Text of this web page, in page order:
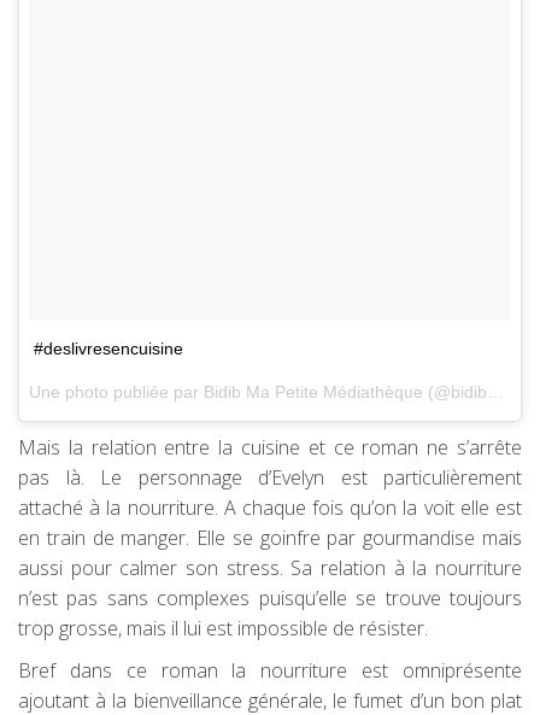
#deslivresencuisine
Mais la relation entre la cuisine et ce roman ne s’arrête
pas là. Le personnage d’Evelyn est particulièrement
attaché à la nourriture. A chaque fois qu’on la voit elle est
en train de manger. Elle se goinfre par gourmandise mais
aussi pour calmer son stress. Sa relation à la nourriture
n’est pas sans complexes puisqu’elle se trouve toujours
trop grosse, mais il lui est impossible de résister.
Bref dans ce roman la nourriture est omniprésente
ajoutant à la bienveillance générale, le fumet d’un bon plat